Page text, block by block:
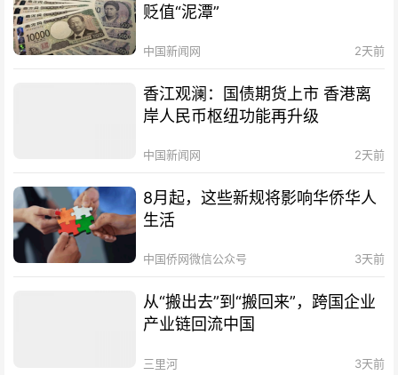
贬值“泥潭”
中国新闻网 2天前
香江观澜：国债期货上市 香港离
岸人民币枢纽功能再升级
中国新闻网 2天前
8月起，这些新规将影响华侨华人
生活
中国侨网微信公众号 3天前
从“搬出去”到“搬回来”，跨国企业
产业链回流中国
三里河 3天前